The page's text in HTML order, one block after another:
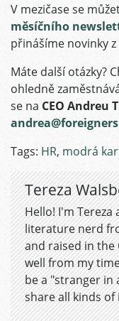
V mezičase se
měsíčního
přinášíme novinky
Máte další otázky?
ohledně
se na CEO Andreu
Tags: HR, modrá
Tereza
Hello! I'm
literature nerd
and raised in the
well from my
be a "stranger in
share all kinds